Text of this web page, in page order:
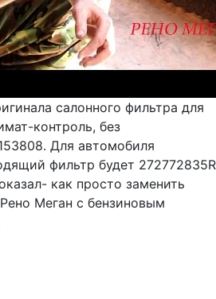
салонного фильтра для
контроль, без
Для автомобиля
фильтр будет 272772835R
как просто заменить
Меган с бензиновым